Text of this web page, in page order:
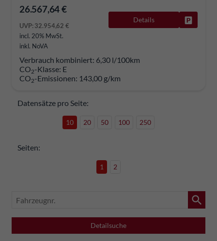
26.567,64 €
UVP:32.954,62 €
incl. 20% MwSt.
inkl. NoVA
Details
Verbrauch kombiniert: 6,30 l/100km
CO2-Klasse: E
CO2-Emissionen: 143,00 g/km
Datensätze pro Seite:
10 20 50 100 250
Seiten:
1 2
Fahrzeugnr.
Detailsuche